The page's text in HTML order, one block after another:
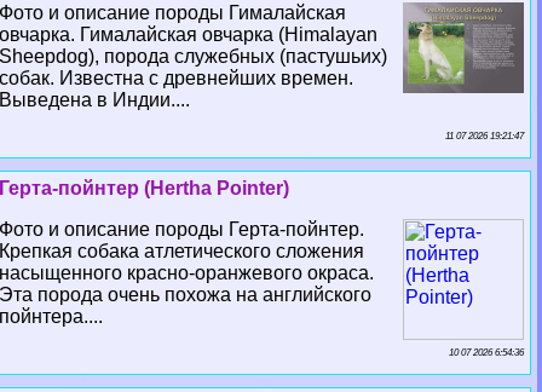
Фото и описание породы Гималайская
овчарка. Гималайская овчарка (Himalayan
Sheepdog), порода служебных (пастушьих)
собак. Известна с древнейших времен.
Выведена в Индии....
11 07 2026 19:21:47
Герта-пойнтер (Hertha Pointer)
Фото и описание породы Герта-пойнтер.
Крепкая собака атлетического сложения
насыщенного красно-оранжевого окраса.
Эта порода очень похожа на английского
пойнтера....
10 07 2026 6:54:36